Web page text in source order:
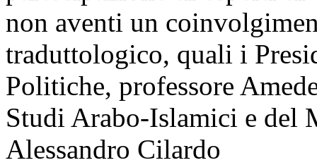
non aventi un
traduttologico, quali i
Politiche, professore
Studi Arabo-Islamici e del
Alessandro Cilardo